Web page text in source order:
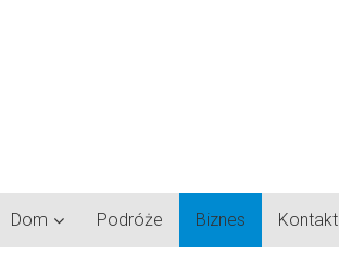
Dom Podróże Biznes Kontakt